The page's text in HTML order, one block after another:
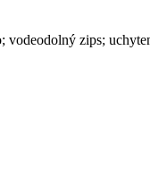
zips;